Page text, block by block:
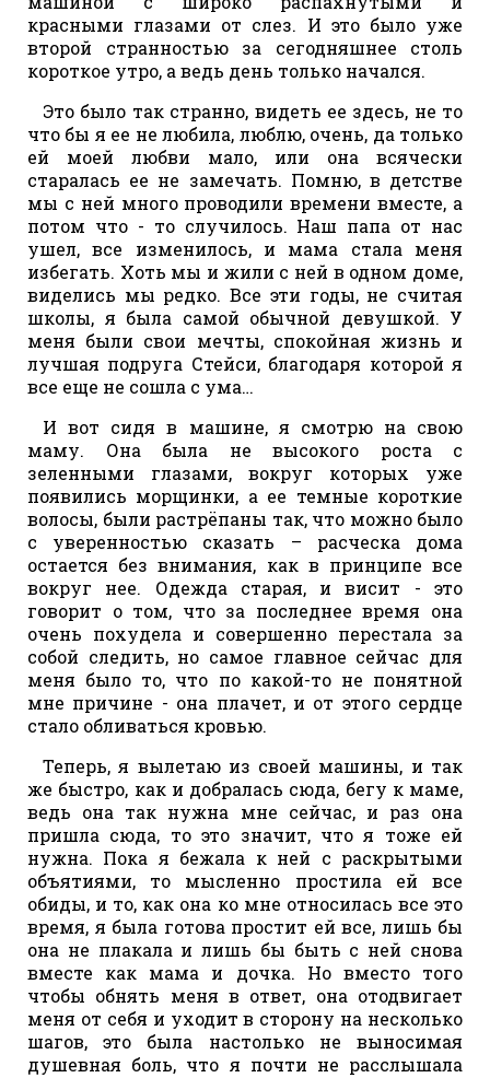
красными глазами от слез. И это было уже
второй странностью за сегодняшнее столь
короткое утро, а ведь день только начался.
Это было так странно, видеть ее здесь, не то
что бы я ее не любила, люблю, очень, да только
ей моей любви мало, или она всячески
старалась ее не замечать. Помню, в детстве
мы с ней много проводили времени вместе, а
потом что - то случилось. Наш папа от нас
ушел, все изменилось, и мама стала меня
избегать. Хоть мы и жили с ней в одном доме,
виделись мы редко. Все эти годы, не считая
школы, я была самой обычной девушкой. У
меня были свои мечты, спокойная жизнь и
лучшая подруга Стейси, благодаря которой я
все еще не сошла с ума…
И вот сидя в машине, я смотрю на свою
маму. Она была не высокого роста с
зеленными глазами, вокруг которых уже
появились морщинки, а ее темные короткие
волосы, были растрёпаны так, что можно было
с уверенностью сказать – расческа дома
остается без внимания, как в принципе все
вокруг нее. Одежда старая, и висит - это
говорит о том, что за последнее время она
очень похудела и совершенно перестала за
собой следить, но самое главное сейчас для
меня было то, что по какой-то не понятной
мне причине - она плачет, и от этого сердце
стало обливаться кровью.
Теперь, я вылетаю из своей машины, и так
же быстро, как и добралась сюда, бегу к маме,
ведь она так нужна мне сейчас, и раз она
пришла сюда, то это значит, что я тоже ей
нужна. Пока я бежала к ней с раскрытыми
объятиями, то мысленно простила ей все
обиды, и то, как она ко мне относилась все это
время, я была готова простит ей все, лишь бы
она не плакала и лишь бы быть с ней снова
вместе как мама и дочка. Но вместо того
чтобы обнять меня в ответ, она отодвигает
меня от себя и уходит в сторону на несколько
шагов, это была настолько не выносимая
душевная боль, что я почти не расслышала